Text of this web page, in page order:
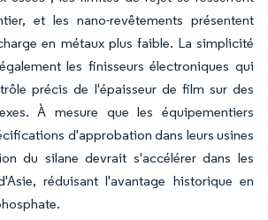
et les nano-revêtements présentent
en métaux plus faible. La simplicité
les finisseurs électroniques qui
précis de l'épaisseur de film sur des
À mesure que les équipementiers
d'approbation dans leurs usines
du silane devrait s'accélérer dans les
réduisant l'avantage historique en